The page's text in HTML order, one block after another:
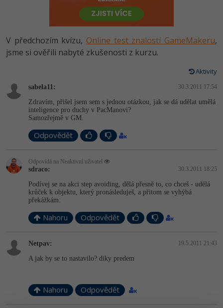
HTML5, CSS3, Bootstrap, SEO
SQL a databáze
UML a návrhové vzory
React
Spring
ASP.NET MVC
Django
Best practices
JavaScript
HTML / CSS
UML a návrhové vzory
MySQL/MariaDB
MS-SQL
SQLite
Vývojář mobilních aplikací
C# Game developer
Tester
Systémový administrátor
Projektový manažer
Databázový analytik
Copywriter
WordPress specialista
SEO specialista
-80%
-80%
PHP -80%
Swift -80%
-80%
SQL
Návrh SW -80%
Algoritmy
-10%
Pro děti
V předchozím kvízu, Online test znalostí GameMakeru,
jsme si ověřili nabyté zkušenosti z kurzu.
Aktivity
sabela11: 30.3.2011 17:54
Zdravím, přišel jsem sem s jednou otázkou, jak se dá udělat umělá
inteligence pro duchy v PacManovi?
Samozřejmě v GM.
Odpovědět
Odpovídá na Neaktivní uživatel
sdraco: 30.3.2011 18:25
Podívej se na akci step avoiding, dělá přesně to, co chceš - udělá
krůček k objektu, který pronásleduješ, a přitom se vyhýbá
překážkám.
Nahoru Odpovědět
Netpav: 19.5.2011 21:43
A jak by se to nastavilo? diky predem
Nahoru Odpovědět